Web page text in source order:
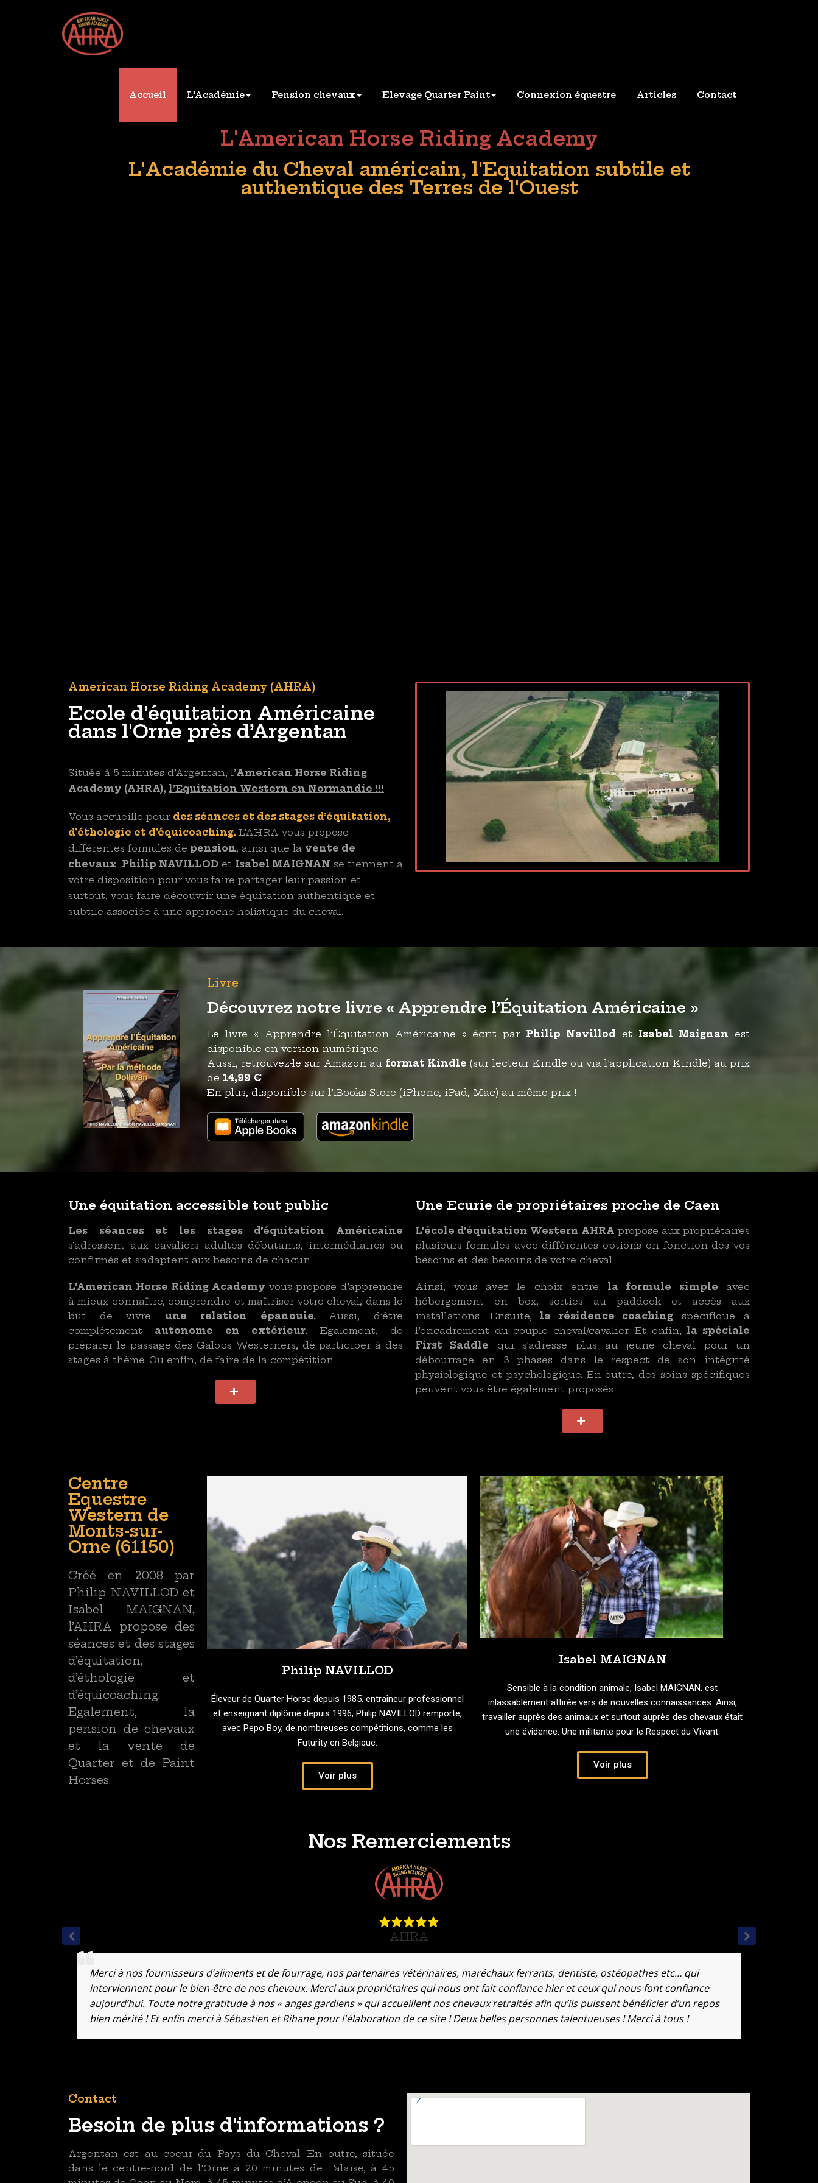
Accueil L’Académie Pension chevaux Elevage Quarter Paint Connexion équestre Articles Contact
L'American Horse Riding Academy
L'Académie du Cheval américain, l'Equitation subtile et
authentique des Terres de l'Ouest
American Horse Riding Academy (AHRA)
Ecole d'équitation Américaine
dans l'Orne près d’Argentan
Située à 5 minutes d’Argentan, l’American Horse Riding
Academy (AHRA), l’Equitation Western en Normandie !!!
Vous accueille pour des séances et des stages d’équitation,
d’éthologie et d’équicoaching. L’AHRA vous propose
différentes formules de pension, ainsi que la vente de
chevaux Philip NAVILLOD et Isabel MAIGNAN se tiennent à
votre disposition pour vous faire partager leur passion et
surtout, vous faire découvrir une équitation authentique et
subtile associée à une approche holistique du cheval.
Livre
Découvrez notre livre « Apprendre l’Équitation Américaine »
Le livre « Apprendre l’Équitation Américaine » écrit par Philip Navillod et Isabel Maignan est
disponible en version numérique.
Aussi, retrouvez-le sur Amazon au format Kindle (sur lecteur Kindle ou via l’application Kindle) au prix
de 14,99 €
En plus, disponible sur l’iBooks Store (iPhone, iPad, Mac) au même prix !
Une équitation accessible tout public
Les séances et les stages d’équitation Américaine
s’adressent aux cavaliers adultes débutants, intermédiaires ou
confirmés et s’adaptent aux besoins de chacun.
L’American Horse Riding Academy vous propose d’apprendre
à mieux connaître, comprendre et maîtriser votre cheval, dans le
but de vivre une relation épanouie. Aussi, d’être
complètement autonome en extérieur. Egalement, de
préparer le passage des Galops Westerners, de participer à des
stages à thème. Ou enfin, de faire de la compétition.
Une Ecurie de propriétaires proche de Caen
L’école d’équitation Western AHRA propose aux propriétaires
plusieurs formules avec différentes options en fonction des vos
besoins et des besoins de votre cheval :
Ainsi, vous avez le choix entre la formule simple avec
hébergement en box, sorties au paddock et accès aux
installations. Ensuite, la résidence coaching spécifique à
l’encadrement du couple cheval/cavalier. Et enfin, la spéciale
First Saddle qui s’adresse plus au jeune cheval pour un
débourrage en 3 phases dans le respect de son intégrité
physiologique et psychologique. En outre, des soins spécifiques
peuvent vous être également proposés.
Centre
Equestre
Western de
Monts-sur-
Orne (61150)
Créé en 2008 par
Philip NAVILLOD et
Isabel MAIGNAN,
l’AHRA propose des
séances et des stages
d’équitation,
d’éthologie et
d’équicoaching.
Egalement, la
pension de chevaux
et la vente de
Quarter et de Paint
Horses.
Philip NAVILLOD
Éleveur de Quarter Horse depuis 1985, entraîneur professionnel
et enseignant diplômé depuis 1996, Philip NAVILLOD remporte,
avec Pepo Boy, de nombreuses compétitions, comme les
Futurity en Belgique.
Voir plus
Isabel MAIGNAN
Sensible à la condition animale, Isabel MAIGNAN, est
inlassablement attirée vers de nouvelles connaissances. Ainsi,
travailler auprès des animaux et surtout auprès des chevaux était
une évidence. Une militante pour le Respect du Vivant.
Voir plus
Nos Remerciements
AHRA
Merci à nos fournisseurs d’aliments et de fourrage, nos partenaires vétérinaires, maréchaux ferrants, dentiste, ostéopathes etc… qui
interviennent pour le bien-être de nos chevaux. Merci aux propriétaires qui nous ont fait confiance hier et ceux qui nous font confiance
aujourd’hui. Toute notre gratitude à nos « anges gardiens » qui accueillent nos chevaux retraités afin qu’ils puissent bénéficier d’un repos
bien mérité ! Et enfin merci à Sébastien et Rihane pour l'élaboration de ce site ! Deux belles personnes talentueuses ! Merci à tous !
Contact
Besoin de plus d'informations ?
Argentan est au coeur du Pays du Cheval. En outre, située
dans le centre-nord de l’Orne à 20 minutes de Falaise, à 45